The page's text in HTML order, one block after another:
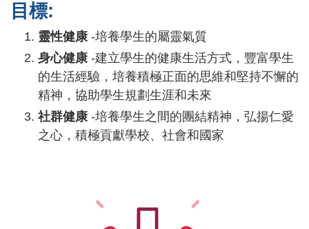
目標:
靈性健康-培養學生的屬靈氣質
身心健康-建立學生的健康生活方式，豐富學生
的生活經驗，培養積極正面的思維和堅持不懈的
精神，協助學生規劃生涯和未來
社群健康-培養學生之間的團結精神，弘揚仁愛
之心，積極貢獻學校、社會和國家